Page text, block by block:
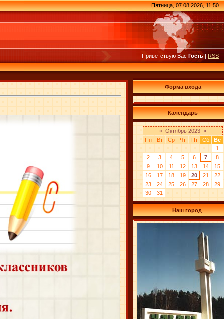
Пятница, 07.08.2026, 11:50
Приветствую Вас Гость|RSS
Форма входа
Календарь
« Октябрь 2023 »
Пн
Вт Ср Чт Пт Сб
Вс
1
2
3 4 5 6 7
8
9
10 11 12 13 14
15
16
17 18 19 20 21
22
23
24 25 26 27 28
29
30
31
Наш город